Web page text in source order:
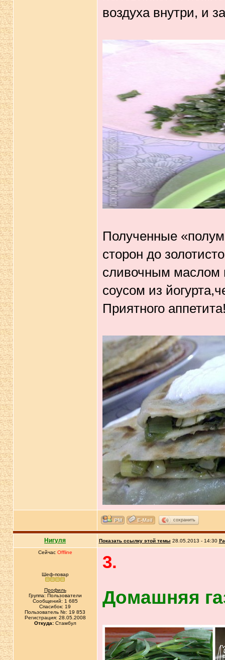
воздуха внутри, и
Полученные
сторон до
сливочным маслом
соусом из
Приятного
сохранить
Нигуля Показать ссылку этой темы 28.05.2013 - 14:30
Сейчас Offline
Шеф-повар
Профиль
Группа: Пользователи
Сообщений: 1 685
Спасибок: 19
Пользователь №: 19 853
Регистрация: 28.05.2008
Откуда:Cтамбул
3.
Домашняя